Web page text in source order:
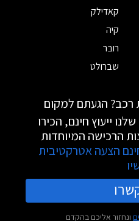
קאדילק
קיה
רובר
שברולט
רכב? הגעתם למקום
ייעוץ חינם, הכירו
הרכישה המיוחדות
הצעה אטרקטיבית
ונחזור אליכם בהקדם